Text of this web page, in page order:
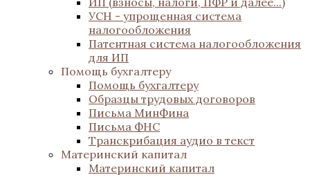
УСН - упрощенная система
налогообложения
Патентная система налогообложения
для ИП
Помощь бухгалтеру
Помощь бухгалтеру
Образцы трудовых договоров
Письма МинФина
Письма ФНС
Транскрибация аудио в текст
Материнский капитал
Материнский капитал